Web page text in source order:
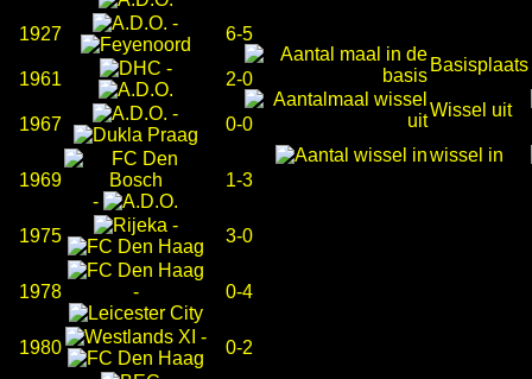
1927
-
6-5
1961
-
2-0
1967
-
0-0
1969
-
1-3
1975
-
3-0
1978 - 0-4
1980
-
0-2
Basisplaats
Wissel uit
wissel in